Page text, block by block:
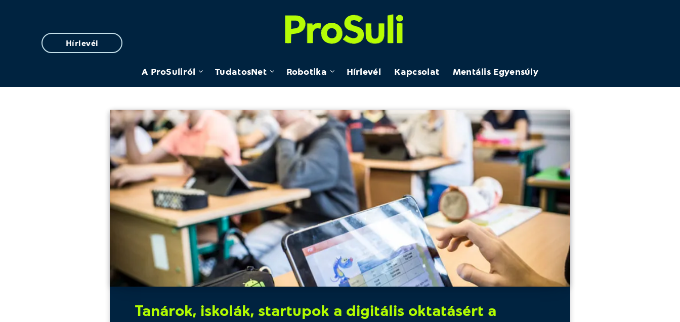
Hírlevél
A ProSuliról TudatosNet Robotika Hírlevél Kapcsolat Mentális Egyensúly
Tanárok, iskolák, startupok a digitális oktatásért a